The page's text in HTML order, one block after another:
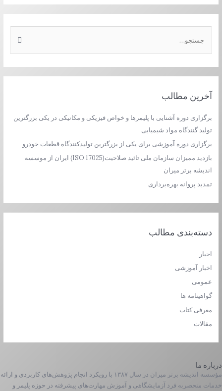
س
ت
ج
و
ر
ا
آخرین مطالب
برگزاری دوره آشنایی با پلیمرها و خواص فیزیکی و مکانیکی در یکی بزرگترین
تولید گنندگاه مواد شیمیایی
برگزاری دوره آموزشی برای یکی از بزرگترین تولیدکنندگاه قطعات خودرو
بازدید ممیزان سازمان ملی تائید صلاحیت(ISO 17025) ایران از موسسه
اندیشه برتر میران
تمدید پروانه بهره‌برداری
دسته‌بندی مطالب
اخبار
اخبار آموزشی
عمومی
گواهینامه ها
معرفی کتاب
مقالات
درباره ما
مؤسسه اندیشه برتر میران در سال ۱۳۸۷ با رویکرد انجام پژوهش‌های کاربردی و ارائه
خدمات منحصربه فرد آزمایشگاهی و آموزش مهارت­‌های پیشرفته در حوزه پلیمر و